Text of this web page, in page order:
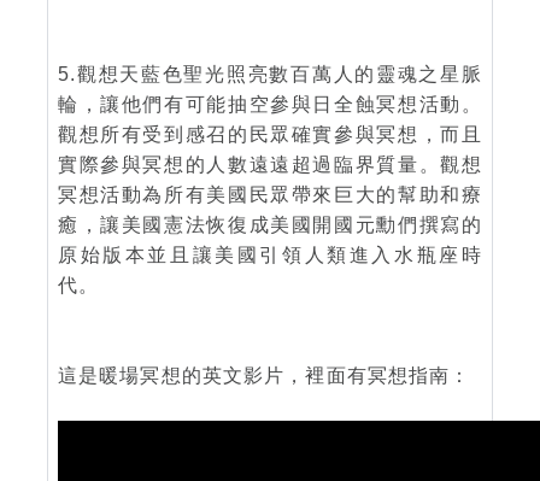
5.觀想天藍色聖光照亮數百萬人的靈魂之星脈
輪，讓他們有可能抽空參與日全蝕冥想活動。
觀想所有受到感召的民眾確實參與冥想，而且
實際參與冥想的人數遠遠超過臨界質量。觀想
冥想活動為所有美國民眾帶來巨大的幫助和療
癒，讓美國憲法恢復成美國開國元勳們撰寫的
原始版本並且讓美國引領人類進入水瓶座時
代。
這是暖場冥想的英文影片，裡面有冥想指南：